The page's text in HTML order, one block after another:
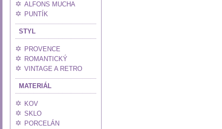
ALFONS MUCHA
PUNTÍK
STYL
PROVENCE
ROMANTICKÝ
VINTAGE A RETRO
MATERIÁL
KOV
SKLO
PORCELÁN